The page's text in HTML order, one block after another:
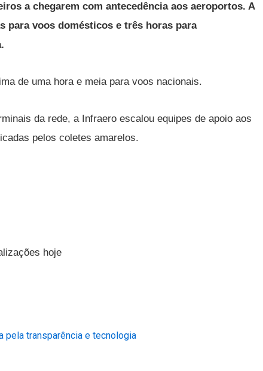
a chegarem com antecedência aos aeroportos. A
para voos domésticos e três horas para
de uma hora e meia para voos nacionais.
da rede, a Infraero escalou equipes de apoio aos
pelos coletes amarelos.
hoje
pela transparência e tecnologia